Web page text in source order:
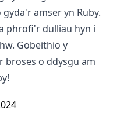
amser yn Ruby.
phrofi'r dulliau hyn i
Gobeithio y
broses o ddysgu am